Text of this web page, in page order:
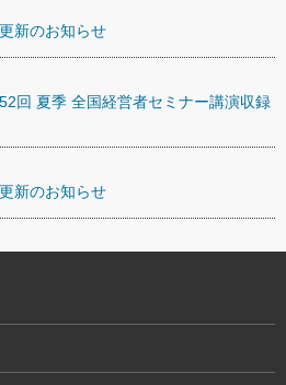
新のお知らせ
回 夏季 全国経営者セミナー講演収録
新のお知らせ